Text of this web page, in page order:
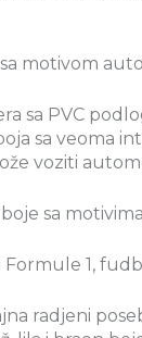
motivom
sa PVC
sa veoma
voziti
sa
1,
radjeni